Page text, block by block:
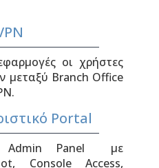
οι χρήστες
μεταξύ Branch Office
Portal
Admin Panel με
Console Access,